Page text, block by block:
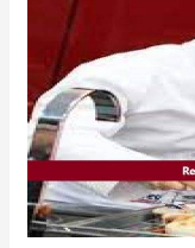
Resepi
Ayam
Samba
Chef
Zam:
Sedap
Tidak
Terhingga